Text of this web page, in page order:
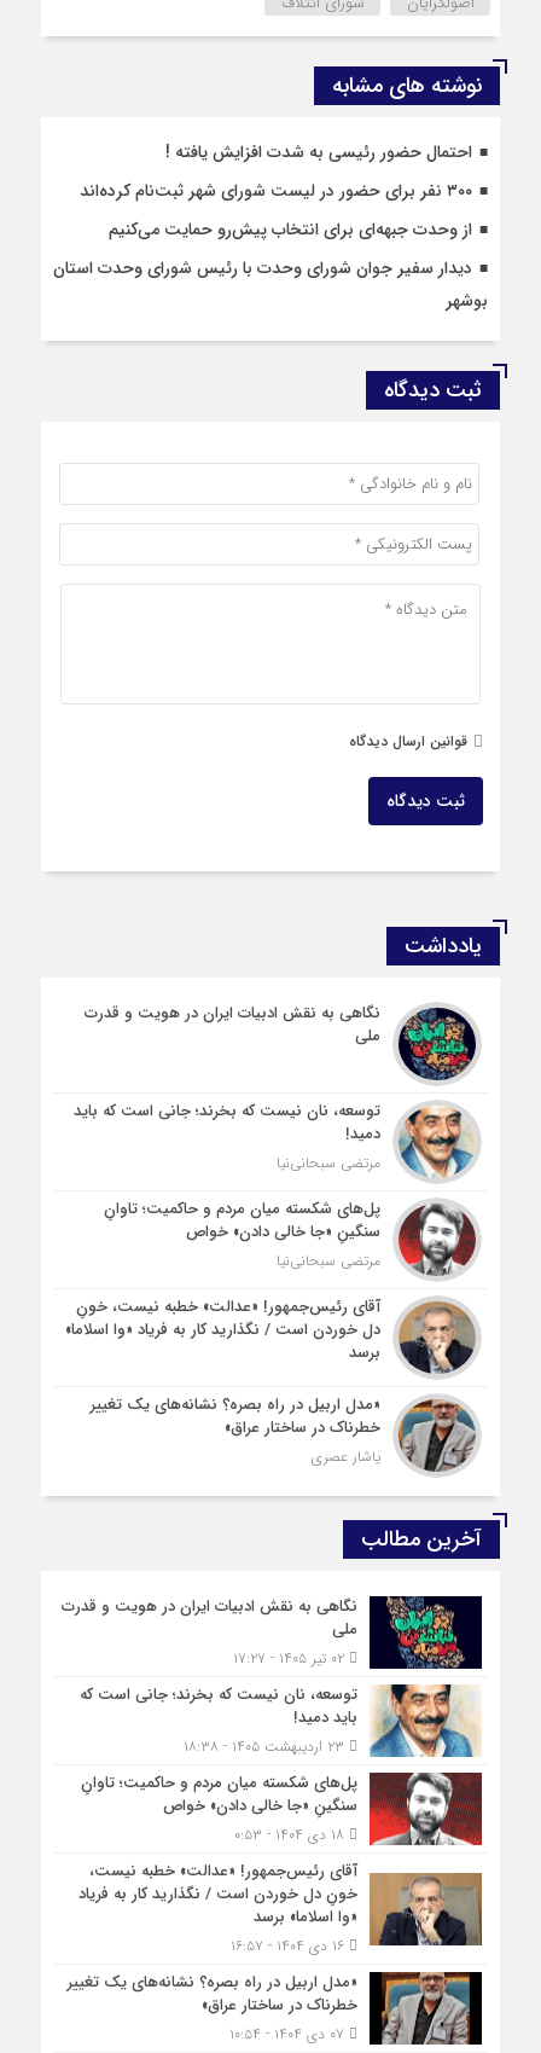
نوشته های مشابه
احتمال حضور رئیسی به شدت افزایش یافته !
۳۰۰ نفر برای حضور در لیست شورای شهر ثبت‌نام کرده‌اند
از وحدت جبهه‌ای برای انتخاب پیش‌رو حمایت می‌کنیم
دیدار سفیر جوان شورای وحدت با رئیس شورای وحدت استان
بوشهر
ثبت دیدگاه
قوانین ارسال دیدگاه
ثبت دیدگاه
یادداشت
نگاهی به نقش ادبیات ایران در هویت و قدرت
ملی
توسعه، نان نیست که بخرند؛ جانی است که باید
دمید!
مرتضی سبحانی‌نیا
پل‌های شکسته میان مردم و حاکمیت؛ تاوانِ
سنگینِ «جا خالی دادن» خواص
مرتضی سبحانی‌نیا
آقای رئیس‌جمهور! «عدالت» خطبه نیست، خونِ
دل خوردن است / نگذارید کار به فریاد «وا اسلاما»
برسد
«مدل اربیل در راه بصره؟ نشانه‌های یک تغییر
خطرناک در ساختار عراق»
یاشار عصری
آخرین مطالب
نگاهی به نقش ادبیات ایران در هویت و قدرت
ملی
۰۲ تیر ۱۴۰۵ - ۱۷:۲۷
توسعه، نان نیست که بخرند؛ جانی است که
باید دمید!
پل‌های شکسته میان مردم و حاکمیت؛ تاوانِ
سنگینِ «جا خالی دادن» خواص
آقای رئیس‌جمهور! «عدالت» خطبه نیست،
خونِ دل خوردن است / نگذارید کار به فریاد
«وا اسلاما» برسد
۱۶ دی ۱۴۰۴ - ۱۶:۵۷
«مدل اربیل در راه بصره؟ نشانه‌های یک تغییر
خطرناک در ساختار عراق»